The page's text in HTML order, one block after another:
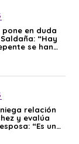
en duda
“Hay
se han
relación
y evalúa
“Es una